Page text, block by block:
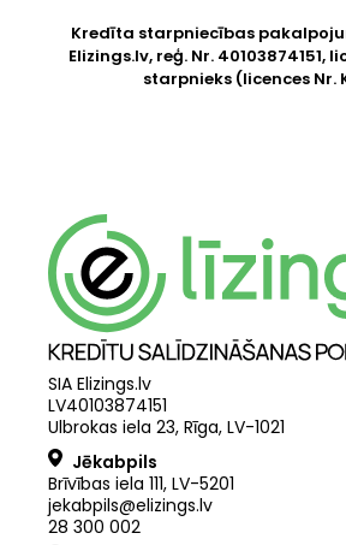
Kredīta starpniecības
Elizings.lv, reģ. Nr. 40103874151,
starpnieks (licences Nr.
SIA Elizings.lv
LV40103874151
Ulbrokas iela 23, Rīga, LV-1021
Jēkabpils
Brīvības iela 111, LV-5201
jekabpils@elizings.lv
28 300 002